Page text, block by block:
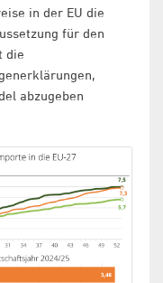
in der EU die
für den
die
abzugeben